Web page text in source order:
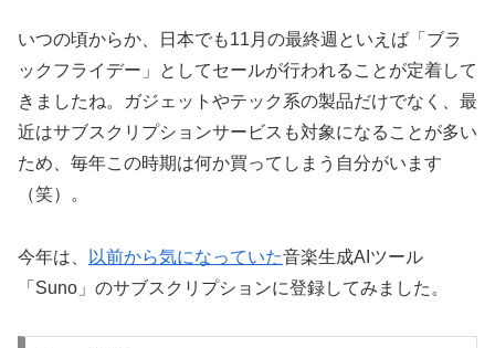
いつの頃からか、日本でも11月の最終週といえば「ブラ
ックフライデー」としてセールが行われることが定着して
きましたね。ガジェットやテック系の製品だけでなく、最
近はサブスクリプションサービスも対象になることが多い
ため、毎年この時期は何か買ってしまう自分がいます
（笑）。
今年は、 以前から気になっていた音楽生成AIツール
「Suno」のサブスクリプションに登録してみました。